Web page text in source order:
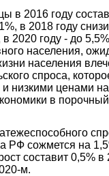
в 2016 году
в 2018 году
2020 году - до
населения,
населения
спроса,
низкими ценами
в
РФ сожмется на
составит 0,5% в
м.